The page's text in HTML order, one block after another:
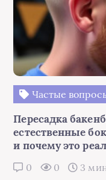
Частые
Пересадка
естественные
и почему это
0 0 3